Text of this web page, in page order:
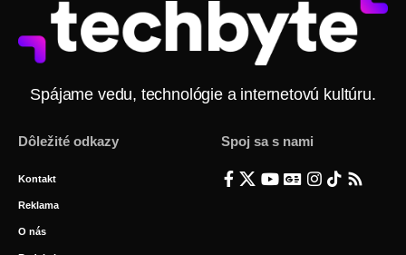
Spájame vedu, technológie a internetovú kultúru.
Dôležité odkazy
Kontakt
Reklama
O nás
Spoj sa s nami